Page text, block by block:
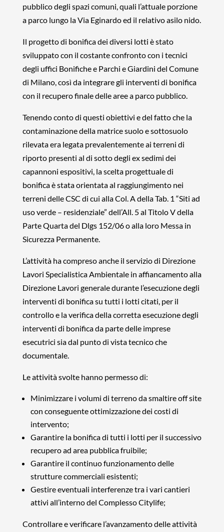
pubblico degli spazi comuni, quali l’attuale porzione
a parco lungo la Via Eginardo ed il relativo asilo nido.
Il progetto di bonifica dei diversi lotti è stato
sviluppato con il costante confronto con i tecnici
degli uffici Bonifiche e Parchi e Giardini del Comune
di Milano, così da integrare gli interventi di bonifica
con il recupero finale delle aree a parco pubblico.
Tenendo conto di questi obiettivi e del fatto che la
contaminazione della matrice suolo e sottosuolo
rilevata era legata prevalentemente ai terreni di
riporto presenti al di sotto degli ex sedimi dei
capannoni espositivi, la scelta progettuale di
bonifica è stata orientata al raggiungimento nei
terreni delle CSC di cui alla Col. A della Tab. 1 “Siti ad
uso verde – residenziale” dell’All. 5 al Titolo V della
Parte Quarta del Dlgs 152/06 o alla loro Messa in
Sicurezza Permanente.
L’attività ha compreso anche il servizio di Direzione
Lavori Specialistica Ambientale in affiancamento alla
Direzione Lavori generale durante l’esecuzione degli
interventi di bonifica su tutti i lotti citati, per il
controllo e la verifica della corretta esecuzione degli
interventi di bonifica da parte delle imprese
esecutrici sia dal punto di vista tecnico che
documentale.
Le attività svolte hanno permesso di:
Minimizzare i volumi di terreno da smaltire off site
con conseguente ottimizzazione dei costi di
intervento;
Garantire la bonifica di tutti i lotti per il successivo
recupero ad area pubblica fruibile;
Garantire il continuo funzionamento delle
strutture commerciali esistenti;
Gestire eventuali interferenze tra i vari cantieri
attivi all’interno del Complesso Citylife;
Controllare e verificare l’avanzamento delle attività